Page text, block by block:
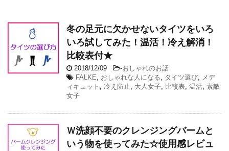
冬の足元に欠かせないタイツをいろ
いろ試してみた！温活！冷え解消！
比較表付★
2018/12/09 -おしゃれのお話
FALKE
おしゃれな人になる タイツ選び
メデ
ィキュット
冷え防止 大人女子 比較表 温活 素敵
女子
Ｗ洗顔不要のクレンジングバームと
いう物を使ってみた☆使用感レビュ